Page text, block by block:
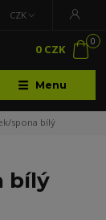
Menu
CZK
0
0 CZK
spona bílý
bílý